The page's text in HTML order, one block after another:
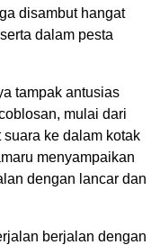
disambut hangat
dalam pesta
tampak antusias
mulai dari
ke dalam kotak
menyampaikan
dengan lancar dan
berjalan dengan